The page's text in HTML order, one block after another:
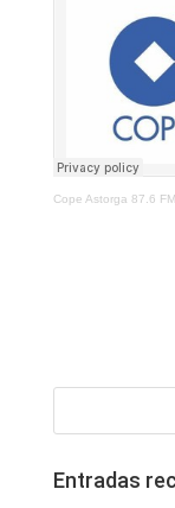
Cope Astorga 87.6 FM
Entradas